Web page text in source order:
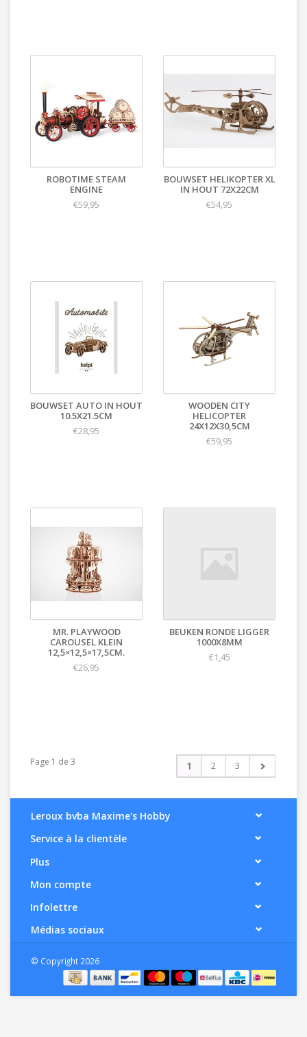
ROBOTIME STEAM
ENGINE
€59,95
BOUWSET HELIKOPTER XL
IN HOUT 72X22CM
€54,95
BOUWSET AUTO IN HOUT
10.5X21.5CM
€28,95
WOODEN CITY
HELICOPTER
24X12X30,5CM
€59,95
MR. PLAYWOOD
CAROUSEL KLEIN
12,5×12,5×17,5CM.
€26,95
BEUKEN RONDE LIGGER
1000X8MM
€1,45
Page 1 de 3 1 2 3
Leroux bvba Maxime's Hobby
Service à la clientèle
Plus
Mon compte
Infolettre
Médias sociaux
© Copyright 2026